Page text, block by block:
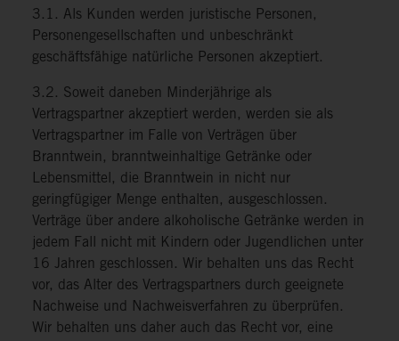
3.1. Als Kunden werden juristische Personen,
Personengesellschaften und unbeschränkt
geschäftsfähige natürliche Personen akzeptiert.
3.2. Soweit daneben Minderjährige als
Vertragspartner akzeptiert werden, werden sie als
Vertragspartner im Falle von Verträgen über
Branntwein, branntweinhaltige Getränke oder
Lebensmittel, die Branntwein in nicht nur
geringfügiger Menge enthalten, ausgeschlossen.
Verträge über andere alkoholische Getränke werden in
jedem Fall nicht mit Kindern oder Jugendlichen unter
16 Jahren geschlossen. Wir behalten uns das Recht
vor, das Alter des Vertragspartners durch geeignete
Nachweise und Nachweisverfahren zu überprüfen.
Wir behalten uns daher auch das Recht vor, eine